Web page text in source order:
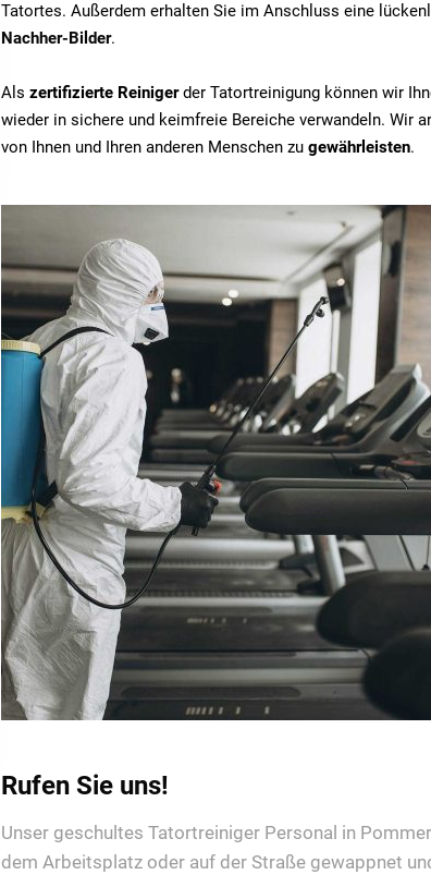
Tatortes. Außerdem erhalten Sie im Anschluss eine
Nachher-Bilder.
Als zertifizierte Reinigerder Tatortreinigung können wir
wieder in sichere und keimfreie Bereiche verwandeln. Wir
von Ihnen und Ihren anderen Menschen zu gewährleisten.
Rufen Sie uns!
Unser geschultes Tatortreiniger Personal in
dem Arbeitsplatz oder auf der Straße gewappnet